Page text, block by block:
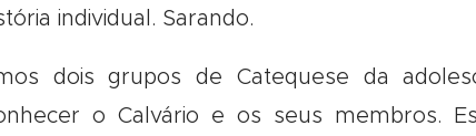
individual. Sarando.
dois grupos de Catequese da
o Calvário e os seus membros.